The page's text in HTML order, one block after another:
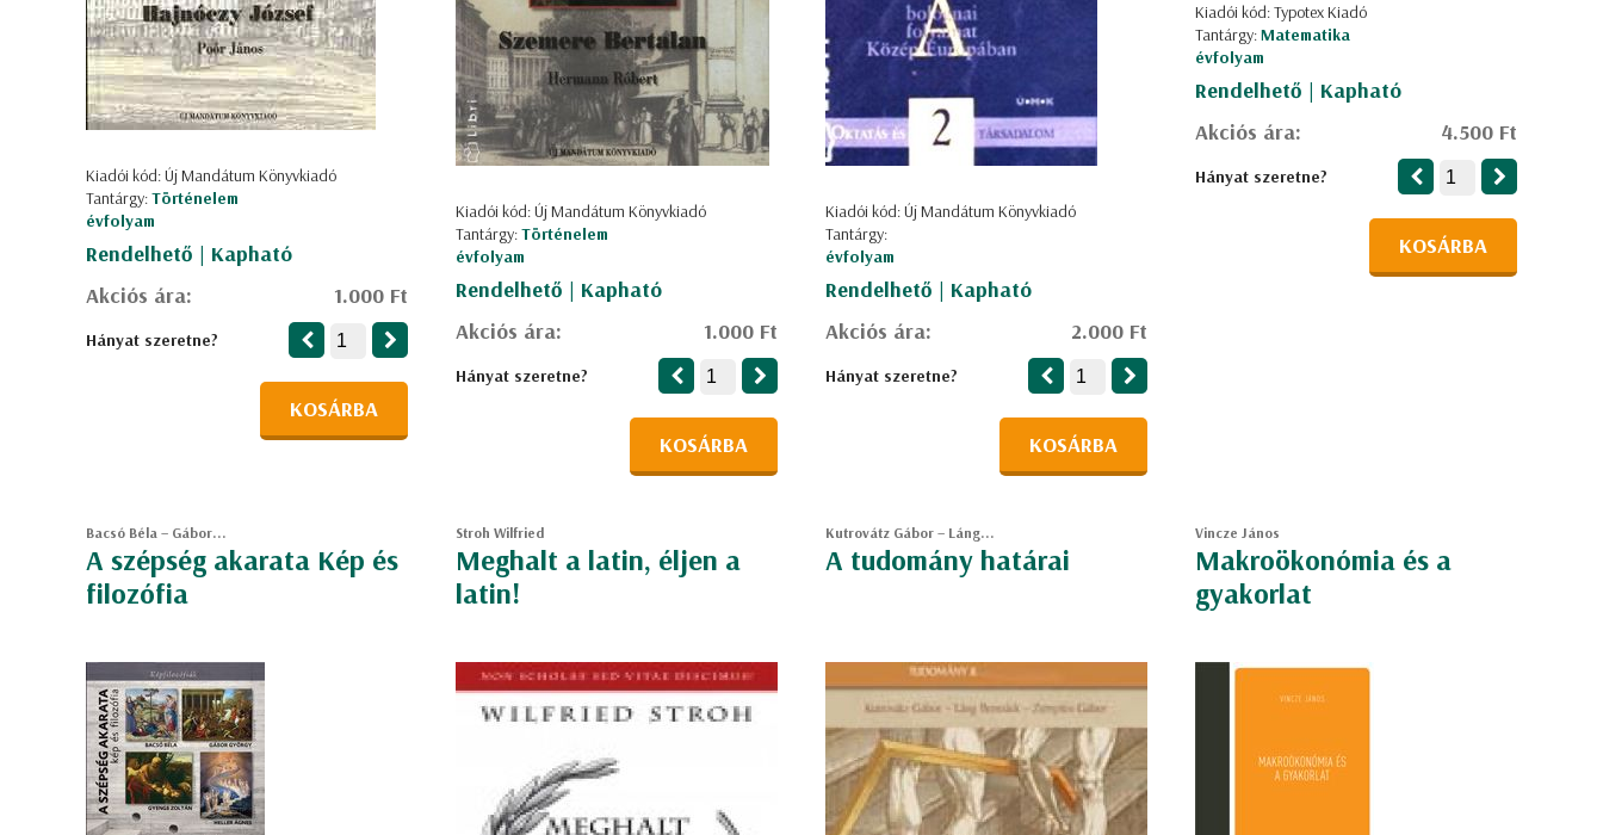
Kiadói kód: Új Mandátum Könyvkiadó
Tantárgy:Történelem
évfolyam
Rendelhető | Kapható
Akciós ára:
1.000 Ft
Hányat szeretne?
KOSÁRBA
Kiadói kód: Új Mandátum Könyvkiadó
Tantárgy:Történelem
évfolyam
Rendelhető | Kapható
Akciós ára:
1.000 Ft
Hányat szeretne?
KOSÁRBA
Kiadói kód: Új Mandátum Könyvkiadó
Tantárgy:
évfolyam
Rendelhető | Kapható
Akciós ára:
2.000 Ft
Hányat szeretne?
KOSÁRBA
Kiadói kód: Typotex Kiadó
Tantárgy:Matematika
évfolyam
Rendelhető | Kapható
Akciós ára:
4.500 Ft
Hányat szeretne?
KOSÁRBA
Bacsó Béla – Gábor...
A szépség akarata Kép és
filozófia
Stroh Wilfried
Meghalt a latin, éljen a
latin!
Kutrovátz Gábor – Láng...
A tudomány határai
Vincze János
Makroökonómia és a
gyakorlat